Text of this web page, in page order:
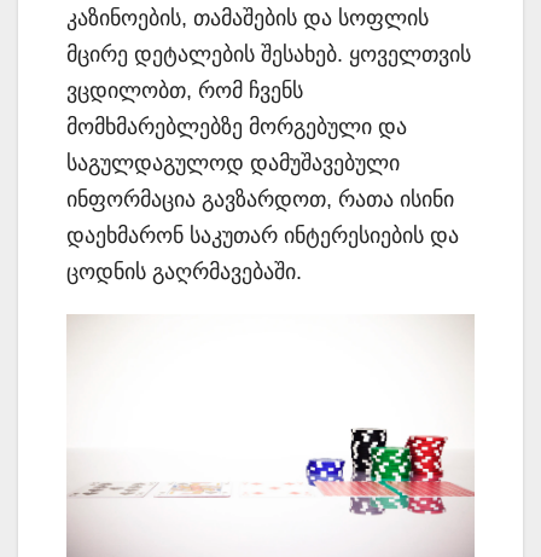
კაზინოების, თამაშების და სოფლის
მცირე დეტალების შესახებ. ყოველთვის
ვცდილობთ, რომ ჩვენს
მომხმარებლებზე მორგებული და
საგულდაგულოდ დამუშავებული
ინფორმაცია გავზარდოთ, რათა ისინი
დაეხმარონ საკუთარ ინტერესიების და
ცოდნის გაღრმავებაში.